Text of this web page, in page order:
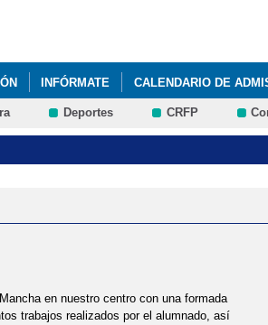
INFÓRMATE CALENDARIO DE
Deportes CRFP
en nuestro centro con una formada
trabajos realizados por el alumnado, así